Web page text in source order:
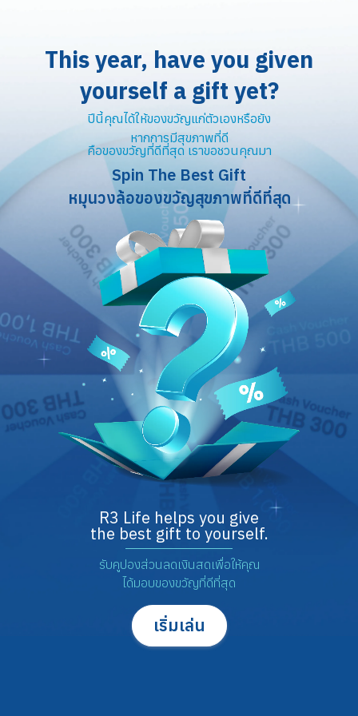
This year, have you given
yourself a gift yet?
ปีนี้คุณได้ให้ของขวัญแก่ตัวเองหรือยัง
หากการมีสุขภาพที่ดี
คือของขวัญที่ดีที่สุด เราขอชวนคุณมา
Spin The Best Gift
หมุนวงล้อของขวัญสุขภาพที่ดีที่สุด
R3 Life helps you give
the best gift to yourself.
รับคูปองส่วนลดเงินสดเพื่อให้คุณ
ได้มอบของขวัญที่ดีที่สุด
เริ่มเล่น